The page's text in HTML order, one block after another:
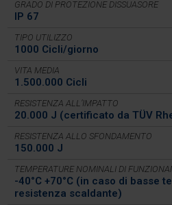
GRADO DI PROTEZIONE DISSUASORE
IP 67
TIPO UTILIZZO
1000 Cicli/giorno
VITA MEDIA
1.500.000 Cicli
RESISTENZA ALL’IMPATTO
20.000 J (certificato da TÜV
RESISTENZA ALLO SFONDAMENTO
150.000 J
TEMPERATURE NOMINALI DI
-40°C +70°C (in caso di basse
resistenza scaldante)